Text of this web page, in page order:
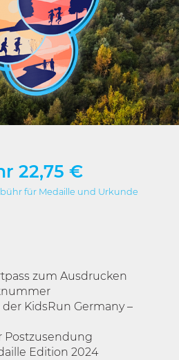
22,75 €
für Medaille und Urkunde
zum Ausdrucken
KidsRun Germany –
Postzusendung
Edition 2024